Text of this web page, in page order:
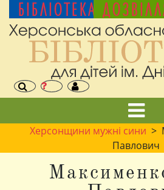
БІБЛІОТЕКА
Херсонщини мужні сини >
Павлович